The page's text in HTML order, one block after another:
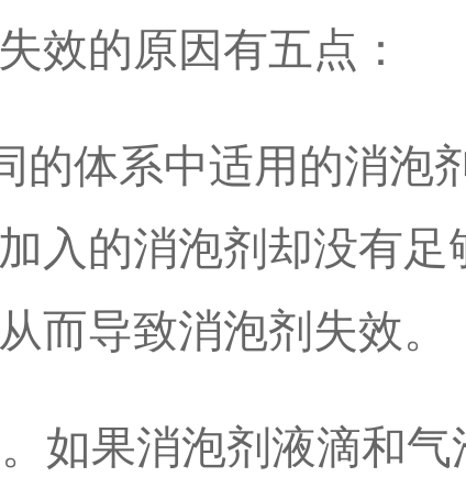
失效的原因有五点：
的体系中适用的消泡
入的消泡剂却没有足
而导致消泡剂失效。
如果消泡剂液滴和气